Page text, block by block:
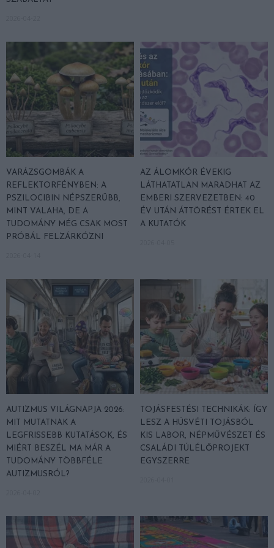
VARÁZSGOMBÁK A
REFLEKTORFÉNYBEN: A
PSZILOCIBIN NÉPSZERŰBB,
MINT VALAHA, DE A
TUDOMÁNY MÉG CSAK MOST
PRÓBÁL FELZÁRKÓZNI
AZ ÁLOMKÓR ÉVEKIG
LÁTHATATLAN MARADHAT AZ
EMBERI SZERVEZETBEN: 40
ÉV UTÁN ÁTTÖRÉST ÉRTEK EL
A KUTATÓK
AUTIZMUS VILÁGNAPJA 2026:
MIT MUTATNAK A
LEGFRISSEBB KUTATÁSOK, ÉS
MIÉRT BESZÉL MA MÁR A
TUDOMÁNY TÖBBFÉLE
AUTIZMUSRÓL?
TOJÁSFESTÉSI TECHNIKÁK: ÍGY
LESZ A HÚSVÉTI TOJÁSBÓL
KIS LABOR, NÉPMŰVÉSZET ÉS
CSALÁDI TÚLÉLŐPROJEKT
EGYSZERRE